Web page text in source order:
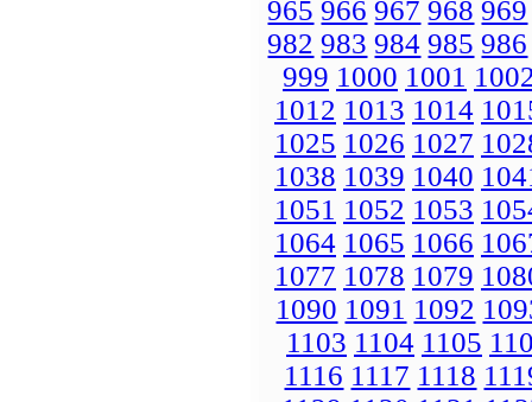
965 966 967 968 969
982 983 984 985 986
999 1000 1001
1012 1013 1014
1025 1026 1027
1038 1039 1040
1051 1052 1053
1064 1065 1066
1077 1078 1079
1090 1091 1092
1103 1104 1105
1116 1117 1118